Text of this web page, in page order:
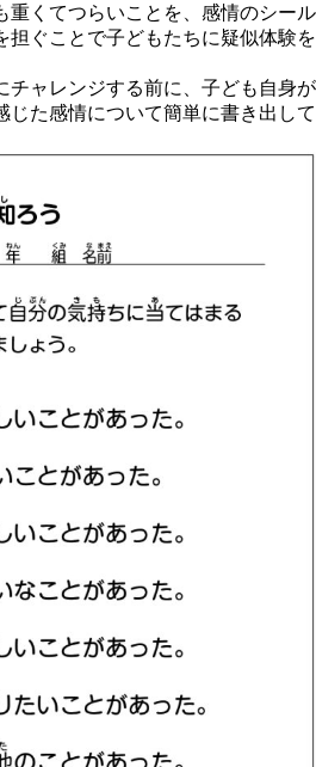
重くてつらいことを、感情のシール
担ぐことで子どもたちに疑似体験を
チャレンジする前に、子ども自身が
じた感情について簡単に書き出して